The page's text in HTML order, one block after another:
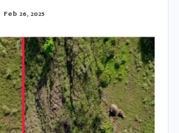
Feb 26, 2025